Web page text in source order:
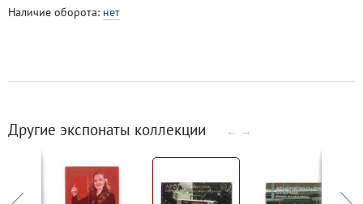
Наличие оборота: нет
Другие экспонаты коллекции ← →